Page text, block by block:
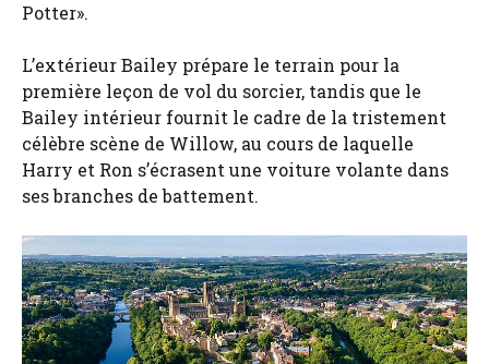
Potter».
L’extérieur Bailey prépare le terrain pour la
première leçon de vol du sorcier, tandis que le
Bailey intérieur fournit le cadre de la tristement
célèbre scène de Willow, au cours de laquelle
Harry et Ron s’écrasent une voiture volante dans
ses branches de battement.